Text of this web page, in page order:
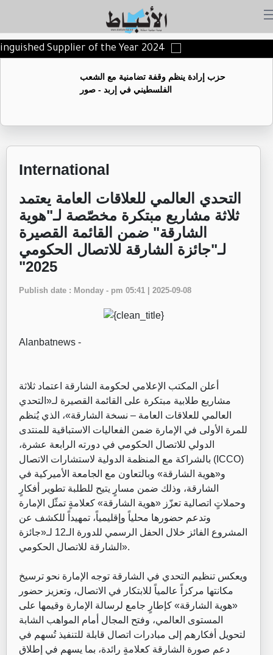
Supplier of the Year 2024
حزب إرادة ينظم وقفة تضامنية مع الشعب
الفلسطيني في إربد - صور
International
‏التحدي العالمي للعلاقات العامة يعتمد
ثلاثة مشاريع مبتكرة مخصّصة لـ"هوية
الشارقة" ضمن القائمة القصيرة
لـ"جائزة الشارقة للاتصال الحكومي
2025"
Publish date : Monday - pm 05:41 | 2025-09-08
Alanbatnews -
‏أعلن المكتب الإعلامي لحكومة الشارقة اعتماد ثلاثة
مشاريع طلابية مبتكرة على القائمة القصيرة لـ«التحدي
العالمي للعلاقات العامة – نسخة الشارقة»، الذي يُنظم
للمرة الأولى في الإمارة ضمن الفعاليات الاستباقية للمنتدى
الدولي للاتصال الحكومي في دورته الرابعة عشرة،
بالشراكة مع المنظمة الدولية لاستشارات الاتصال (ICCO)
و«هوية الشارقة» وبالتعاون مع الجامعة الأميركية في
الشارقة، وذلك ضمن مسارٍ يتيح للطلبة تطوير أفكارٍ
وحملاتٍ اتصالية تعزّز «هوية الشارقة» كعلامةٍ تمثّل الإمارة
وتدعم حضورها محلياً وإقليمياً، تمهيداً للكشف عن
المشروع الفائز خلال الحفل الرسمي للدورة الـ12 لـ«جائزة
الشارقة للاتصال الحكومي».
‏ويعكس تنظيم التحدي في الشارقة توجه الإمارة نحو ترسيخ
مكانتها مركزاً عالمياً للابتكار في الاتصال، وتعزيز حضور
«هوية الشارقة» كإطارٍ جامع لرسالة الإمارة وقيمها على
المستوى العالمي، وفتح المجال أمام المواهب الشابة
لتحويل أفكارهم إلى مبادرات اتصال قابلة للتنفيذ تُسهم في
دعم صورة الشارقة كعلامةٍ رائدة، بما يسهم في إطلاق